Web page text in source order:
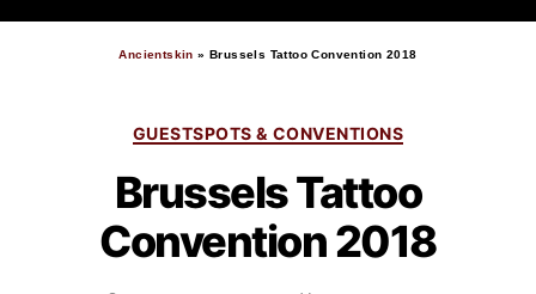
Ancientskin »Brussels Tattoo Convention 2018
GUESTSPOTS & CONVENTIONS
Brussels Tattoo
Convention 2018